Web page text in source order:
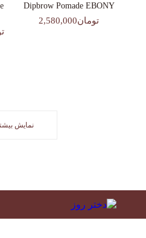
Dipbrow Pomade EBONY
تومان2,580,000
نمایش